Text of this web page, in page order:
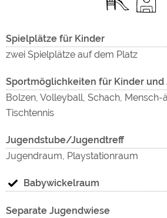
Spielplätze für Kinder
zwei Spielplätze auf dem Platz
Sportmöglichkeiten für Kinder
Bolzen, Volleyball, Schach,
Tischtennis
Jugendstube/Jugendtreff
Jugendraum, Playstationraum
Babywickelraum
Separate Jugendwiese